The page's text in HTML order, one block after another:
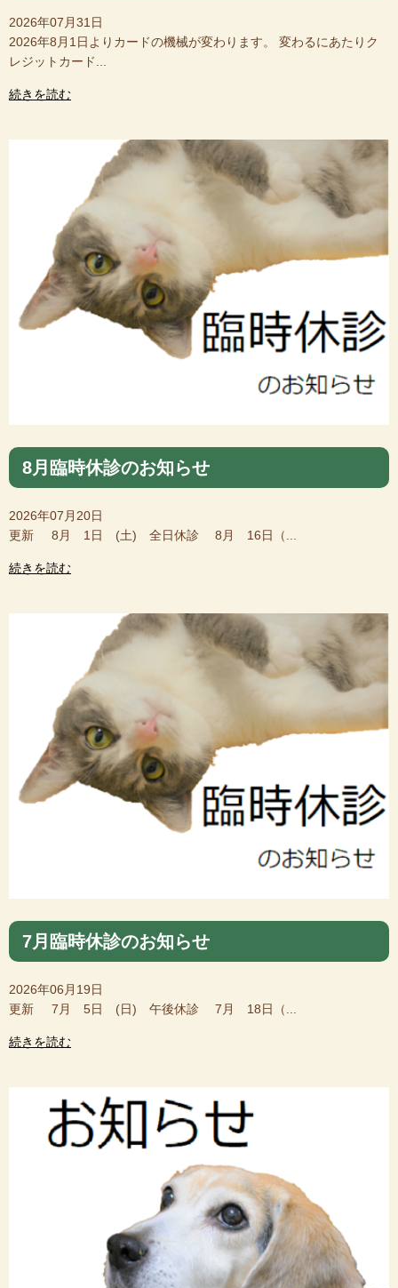
2026年07月31日
2026年8月1日よりカードの機械が変わります。 変わるにあたりク
レジットカード...
続きを読む
8月臨時休診のお知らせ
2026年07月20日
更新 8月 1日 (土) 全日休診 8月 16日（...
続きを読む
7月臨時休診のお知らせ
2026年06月19日
更新 7月 5日 (日) 午後休診 7月 18日（...
続きを読む